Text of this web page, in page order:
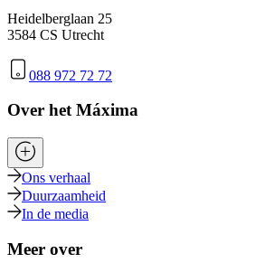
Heidelberglaan 25
3584 CS Utrecht
088 972 72 72
Over het Máxima
Ons verhaal
Duurzaamheid
In de media
Meer over